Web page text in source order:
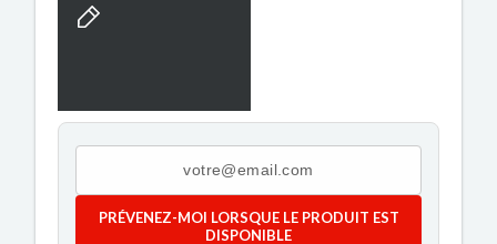
PRÉVENEZ-MOI LORSQUE LE PRODUIT EST
DISPONIBLE